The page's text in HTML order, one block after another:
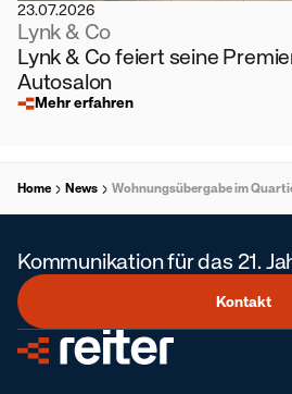
23.07.2026
Lynk & Co
Lynk & Co feiert seine
Autosalon
Mehr erfahren
Home News
Kommunikation für das 21.
Kontakt